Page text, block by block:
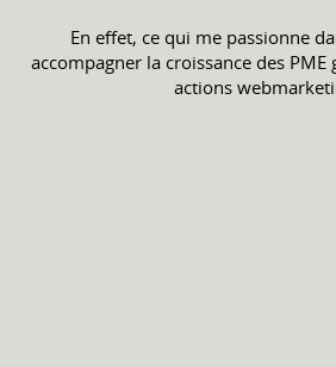
En effet, ce qui me passionne
accompagner la croissance des PME
actions